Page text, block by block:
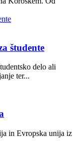
študente
delo ali
ter...
in Evropska unija iz